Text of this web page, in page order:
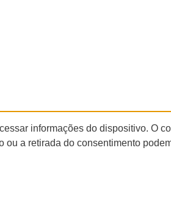
informações do dispositivo. O
a retirada do consentimento